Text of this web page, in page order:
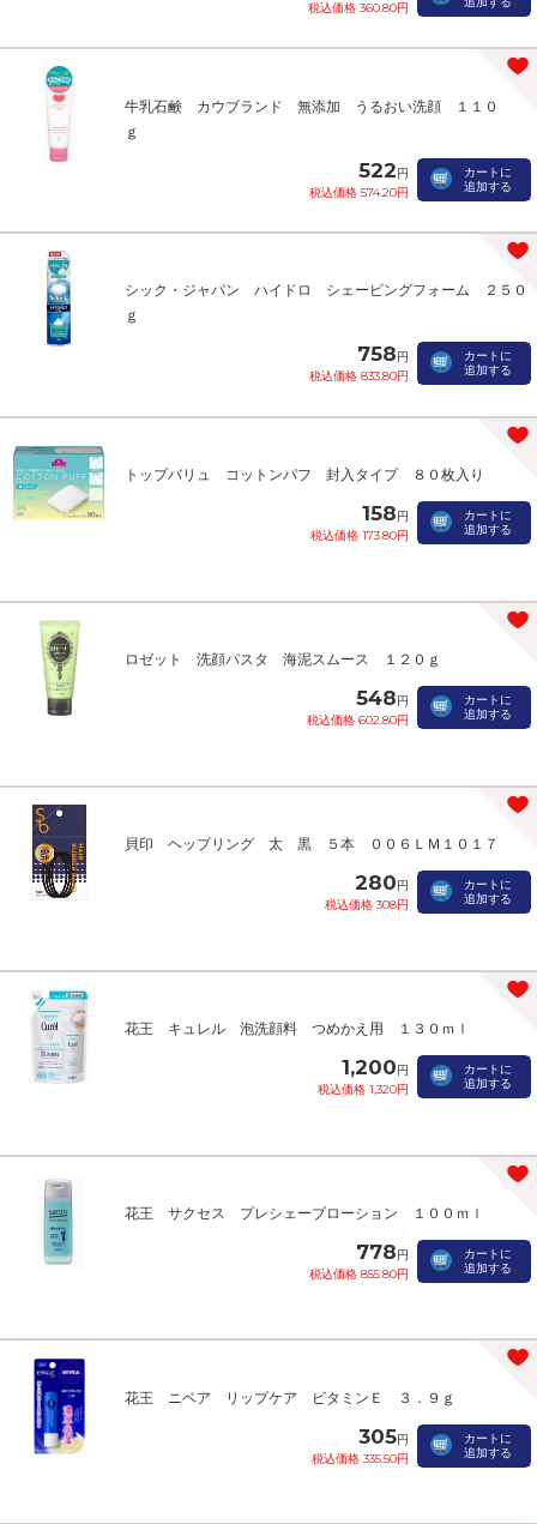
税込価格 360.80円
牛乳石鹸 カウブランド 無添加 うるおい洗顔 １１０
ｇ
522円
税込価格 574.20円
カートに
追加する
シック・ジャパン ハイドロ シェービングフォーム ２５０
ｇ
758円
税込価格 833.80円
カートに
追加する
トップバリュ コットンパフ 封入タイプ ８０枚入り
158円
税込価格 173.80円
カートに
追加する
ロゼット 洗顔パスタ 海泥スムース １２０ｇ
548円
税込価格 602.80円
カートに
追加する
貝印 ヘップリング 太 黒 ５本 ００６ＬＭ１０１７
280円
税込価格 308円
カートに
追加する
花王 キュレル 泡洗顔料 つめかえ用 １３０ｍｌ
1,200円
税込価格 1,320円
カートに
追加する
花王 サクセス プレシェーブローション １００ｍｌ
778円
税込価格 855.80円
カートに
追加する
花王 ニベア リップケア ビタミンＥ ３．９ｇ
305円
税込価格 335.50円
カートに
追加する